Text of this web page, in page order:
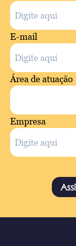
E-mail
Área de atuação
Empresa